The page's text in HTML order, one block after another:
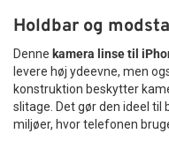
Holdbar og
Denne kamera linse til
levere høj ydeevne, men
konstruktion beskytter
slitage. Det gør den ideel til
miljøer, hvor telefonen